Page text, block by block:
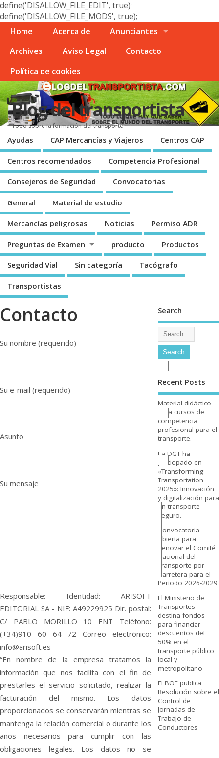
define('DISALLOW_FILE_EDIT', true);
define('DISALLOW_FILE_MODS', true);
Home
Acerca de
Anunciantes
Archives
Aviso Legal
Contacto
Polí­tica de cookies
Blog del transportista
Todo sobre la formación del transporte
Ayudas CAP Mercancí­as y Viajeros Centros CAP
Centros recomendados Competencia Profesional
Consejeros de Seguridad Convocatorias
General Material de estudio
Mercancí­as peligrosas Noticias Permiso ADR
Preguntas de Examen producto Productos
Seguridad Vial Sin categorí­a Tacógrafo
Transportistas
Contacto
Su nombre (requerido)
Su e-mail (requerido)
Asunto
Su mensaje
Responsable: Identidad: ARISOFT
EDITORIAL SA - NIF: A49229925 Dir. postal:
C/ PABLO MORILLO 10 ENT Teléfono:
(+34)910 60 64 72 Correo electrónico:
info@arisoft.es
“En nombre de la empresa tratamos la
información que nos facilita con el fin de
prestarles el servicio solicitado, realizar la
facturación del mismo. Los datos
proporcionados se conservarán mientras se
mantenga la relación comercial o durante los
años necesarios para cumplir con las
obligaciones legales. Los datos no se
Search
Recent Posts
Material didáctico
para cursos de
competencia
profesional para el
transporte.
La DGT ha
participado en
«Transforming
Transportation
2025»: Innovación
y digitalización para
un transporte
seguro.
Convocatoria
Abierta para
Renovar el Comité
Nacional del
Transporte por
Carretera para el
Período 2026-2029
El Ministerio de
Transportes
destina fondos
para financiar
descuentos del
50% en el
transporte público
local y
metropolitano
El BOE publica
Resolución sobre el
Control de
Jornadas de
Trabajo de
Conductores